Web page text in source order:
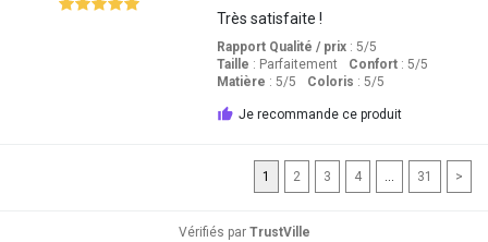
Très satisfaite !
Rapport Qualité / prix: 5/5
Taille : Parfaitement Confort: 5/5
Matière : 5/5 Coloris : 5/5
Je recommande ce produit
1 2 3 4 ... 31 >
Vérifiés par TrustVille